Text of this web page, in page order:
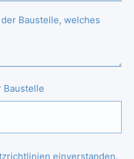
Baustelle, welches
Baustelle
einverstanden.